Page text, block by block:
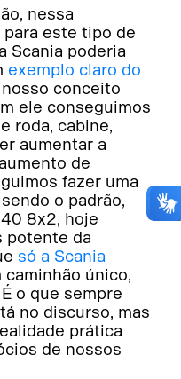
nessa
este tipo de
Scania poderia
exemplo claro do
nosso conceito
ele conseguimos
roda, cabine,
aumentar a
de
fazer uma
o padrão,
8x2, hoje
potente da
só a Scania
caminhão único,
o que sempre
no discurso, mas
prática
de nossos